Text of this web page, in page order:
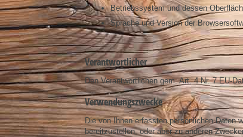
Betriebssystem und dessen
Sprache und Version der
Verantwortlicher
Den Verantwortlichen gem. Art. 4 Nr. 7 EU-
Verwendungszwecke
Die von Ihnen erfassten persönlichen Daten
bereitzustellen, oder aber zu anderen